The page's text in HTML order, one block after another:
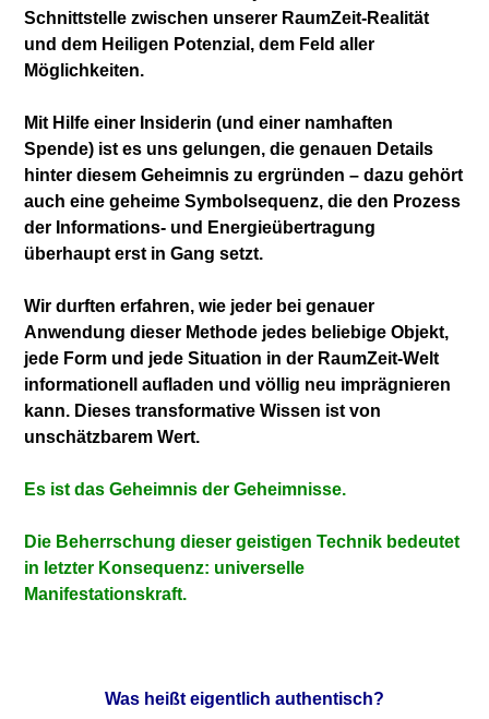
Schnittstelle zwischen unserer RaumZeit-Realität
und dem Heiligen Potenzial, dem Feld aller
Möglichkeiten.
Mit Hilfe einer Insiderin (und einer namhaften
Spende) ist es uns gelungen, die genauen Details
hinter diesem Geheimnis zu ergründen – dazu gehört
auch eine geheime Symbolsequenz, die den Prozess
der Informations- und Energieübertragung
überhaupt erst in Gang setzt.
Wir durften erfahren, wie jeder bei genauer
Anwendung dieser Methode jedes beliebige Objekt,
jede Form und jede Situation in der RaumZeit-Welt
informationell aufladen und völlig neu imprägnieren
kann. Dieses transformative Wissen ist von
unschätzbarem Wert.
Es ist das Geheimnis der Geheimnisse.
Die Beherrschung dieser geistigen Technik bedeutet
in letzter Konsequenz: universelle
Manifestationskraft.
Was heißt eigentlich authentisch?